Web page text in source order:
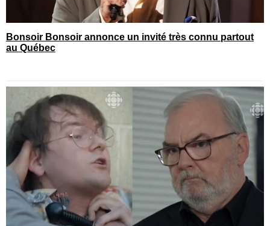
Bonsoir Bonsoir annonce un invité très connu partout
au Québec